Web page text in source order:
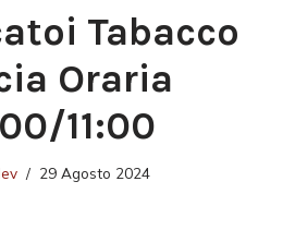
Tabacco
Oraria
11:00
29 Agosto 2024